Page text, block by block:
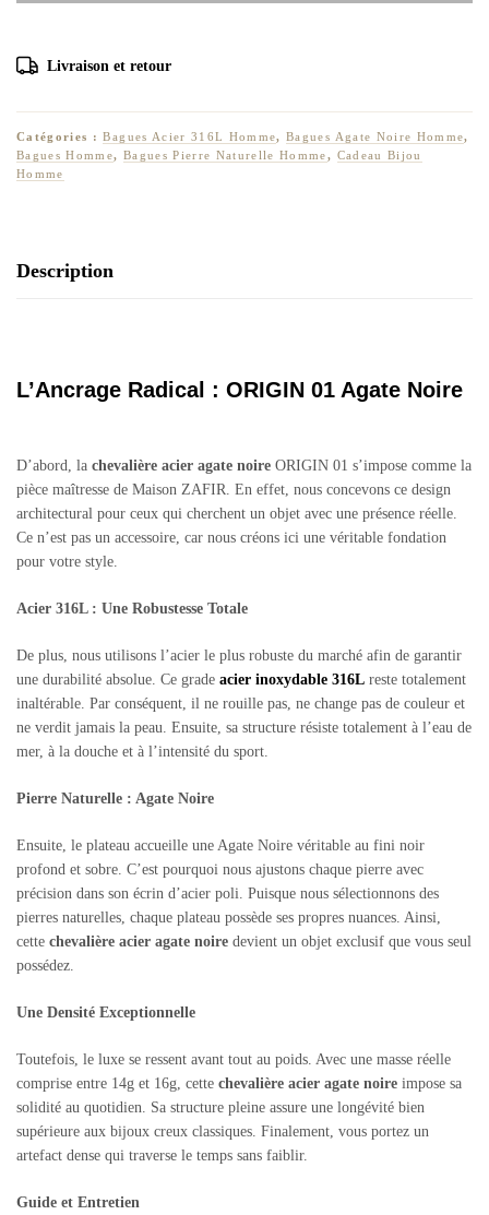
Livraison et retour
Catégories :Bagues Acier 316L Homme,Bagues Agate Noire Homme,
Bagues Homme, Bagues Pierre Naturelle Homme, Cadeau Bijou
Homme
Description
L’Ancrage Radical : ORIGIN 01 Agate Noire
D’abord, la chevalière acier agate noire ORIGIN 01 s’impose comme la
pièce maîtresse de Maison ZAFIR. En effet, nous concevons ce design
architectural pour ceux qui cherchent un objet avec une présence réelle.
Ce n’est pas un accessoire, car nous créons ici une véritable fondation
pour votre style.
Acier 316L : Une Robustesse Totale
De plus, nous utilisons l’acier le plus robuste du marché afin de garantir
une durabilité absolue. Ce grade acier inoxydable 316L reste totalement
inaltérable. Par conséquent, il ne rouille pas, ne change pas de couleur et
ne verdit jamais la peau. Ensuite, sa structure résiste totalement à l’eau de
mer, à la douche et à l’intensité du sport.
Pierre Naturelle : Agate Noire
Ensuite, le plateau accueille une Agate Noire véritable au fini noir
profond et sobre. C’est pourquoi nous ajustons chaque pierre avec
précision dans son écrin d’acier poli. Puisque nous sélectionnons des
pierres naturelles, chaque plateau possède ses propres nuances. Ainsi,
cette chevalière acier agate noire devient un objet exclusif que vous seul
possédez.
Une Densité Exceptionnelle
Toutefois, le luxe se ressent avant tout au poids. Avec une masse réelle
comprise entre 14g et 16g, cette chevalière acier agate noire impose sa
solidité au quotidien. Sa structure pleine assure une longévité bien
supérieure aux bijoux creux classiques. Finalement, vous portez un
artefact dense qui traverse le temps sans faiblir.
Guide et Entretien